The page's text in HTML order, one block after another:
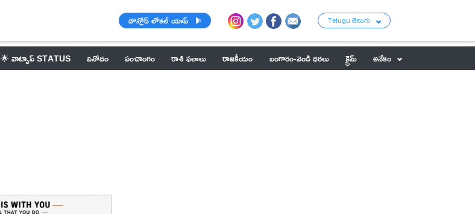
డౌన్లోడ్ లోకల్ యాప్ Telugu తెలుగు
🌟 వాట్సాప్ STATUS వినోదం పంచాంగం రాశి ఫలాలు రాజకీయం బంగారం-వెండి ధరలు క్రైమ్
అనేకం